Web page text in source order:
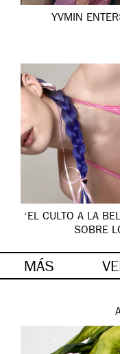
YVMIN
‘EL CULTO A LA
SOBRE
MÁS